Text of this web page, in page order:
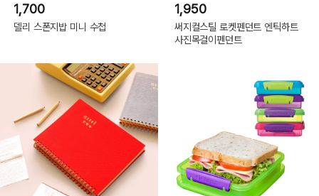
1,700
델리 스폰지밥 미니 수첩
1,950
써지컬스틸 로켓펜던트 엔틱하트
사진목걸이펜던트